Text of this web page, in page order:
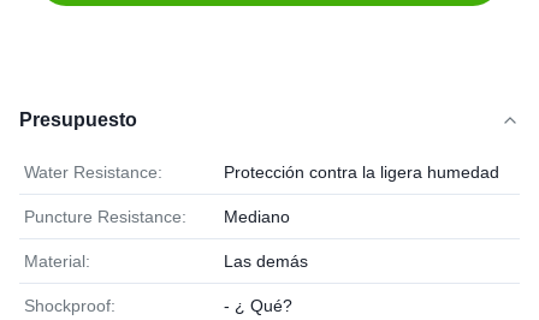
Presupuesto
Water Resistance: Protección contra la ligera humedad
Puncture Resistance: Mediano
Material: Las demás
Shockproof: - ¿ Qué?